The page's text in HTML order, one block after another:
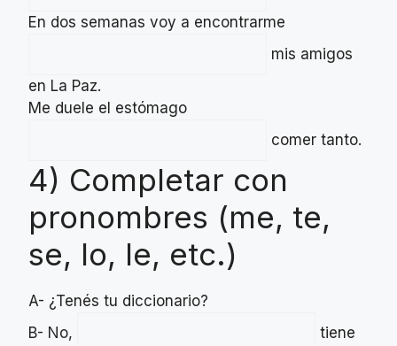
En dos semanas voy a encontrarme
mis amigos
en La Paz.
Me duele el estómago
comer tanto.
4) Completar con
pronombres (me, te,
se, lo, le, etc.)
A- ¿Tenés tu diccionario?
B- No,
tiene